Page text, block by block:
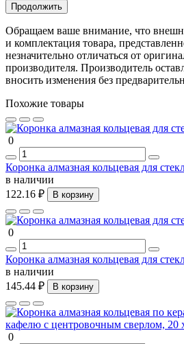
Продолжить
Обращаем ваше внимание, что
и комплектация товара,
незначительно отличаться от
производителя. Производитель
вносить изменения без
Похожие товары
0
Коронка алмазная кольцевая для
в наличии
122.16 ₽
В корзину
0
Коронка алмазная кольцевая для
в наличии
145.44 ₽
В корзину
0